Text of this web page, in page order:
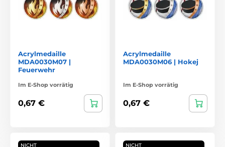
Acrylmedaille
MDA0030M07 |
Feuerwehr
Im E-Shop vorrätig
0,67 €
Acrylmedaille
MDA0030M06 | Hokej
Im E-Shop vorrätig
0,67 €
NICHT
NICHT